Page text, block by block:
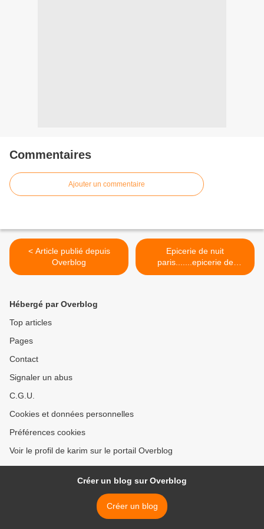
Commentaires
Ajouter un commentaire
< Article publié depuis
Overblog
Epicerie de nuit
paris.......epicerie de
nuit.paris >
Hébergé par Overblog
Top articles
Pages
Contact
Signaler un abus
C.G.U.
Cookies et données personnelles
Préférences cookies
Voir le profil de karim sur le portail Overblog
Créer un blog sur Overblog
Créer un blog